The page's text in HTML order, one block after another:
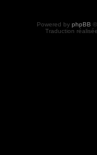
Powered by phpBB
Traduction